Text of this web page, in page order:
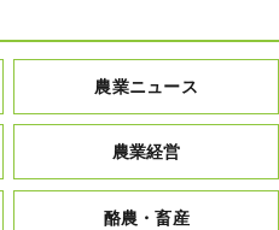
農業ニュース
農業経営
酪農・畜産